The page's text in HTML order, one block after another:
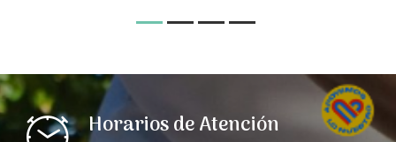
Horarios de Atención